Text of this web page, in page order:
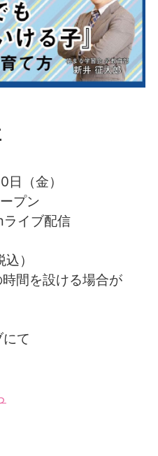
日（金）
プン
イブ配信
）
間を設ける場合が
にて